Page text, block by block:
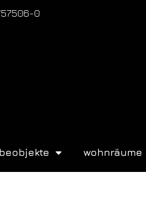
0
wohnräume